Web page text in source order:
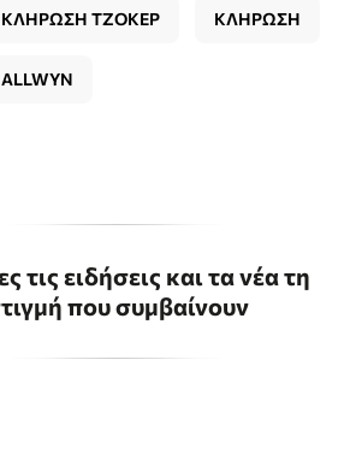
ΚΛΗΡΩΣΗ ΤΖΟΚΕΡ ΚΛΗΡΩΣΗ
ALLWYN
τις ειδήσεις και τα νέα τη
που συμβαίνουν